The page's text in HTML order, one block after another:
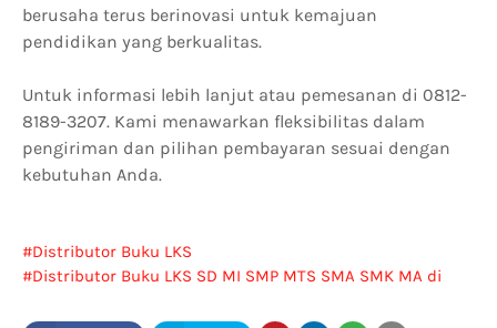
berusaha terus berinovasi untuk kemajuan
pendidikan yang berkualitas.
Untuk informasi lebih lanjut atau pemesanan di 0812-
8189-3207. Kami menawarkan fleksibilitas dalam
pengiriman dan pilihan pembayaran sesuai dengan
kebutuhan Anda.
Distributor Buku LKS
Distributor Buku LKS SD MI SMP MTS SMA SMK MA di